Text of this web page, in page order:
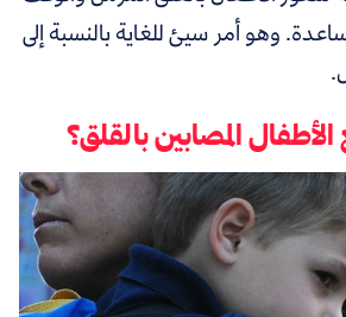
وهو أمر سيئ للغاية بالنسبة إلى
المصابين بالقلق؟